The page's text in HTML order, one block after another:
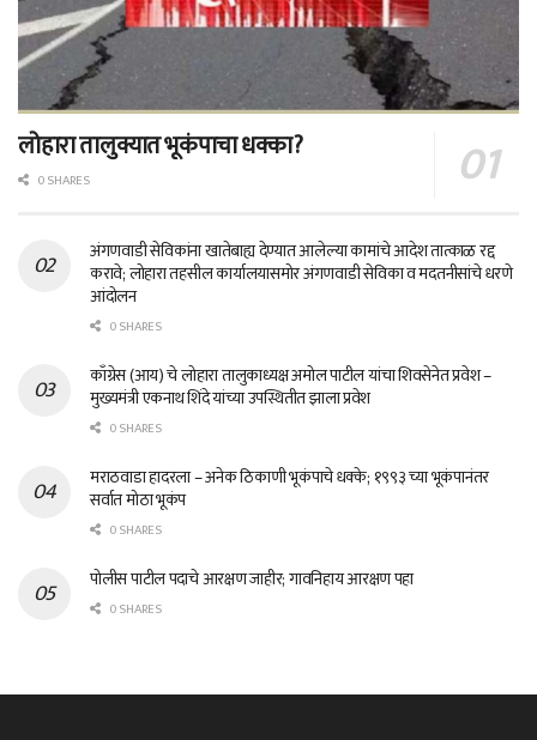
लोहारा तालुक्यात भूकंपाचा धक्का?
0 SHARES
अंगणवाडी सेविकांना खातेबाह्य देण्यात आलेल्या कामांचे आदेश तात्काळ रद्द
करावे; लोहारा तहसील कार्यालयासमोर अंगणवाडी सेविका व मदतनीसांचे धरणे
आंदोलन
0 SHARES
काँग्रेस (आय) चे लोहारा तालुकाध्यक्ष अमोल पाटील यांचा शिवसेनेत प्रवेश –
मुख्यमंत्री एकनाथ शिंदे यांच्या उपस्थितीत झाला प्रवेश
0 SHARES
मराठवाडा हादरला – अनेक ठिकाणी भूकंपाचे धक्के; १९९३ च्या भूकंपानंतर
सर्वात मोठा भूकंप
0 SHARES
पोलीस पाटील पदाचे आरक्षण जाहीर; गावनिहाय आरक्षण पहा
0 SHARES